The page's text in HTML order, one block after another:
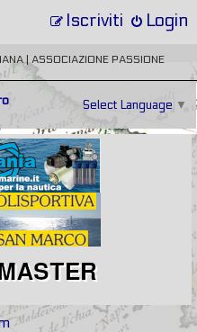
Login
Iscriviti
| ASSOCIAZIONE PASSIONE
Select Language ▼